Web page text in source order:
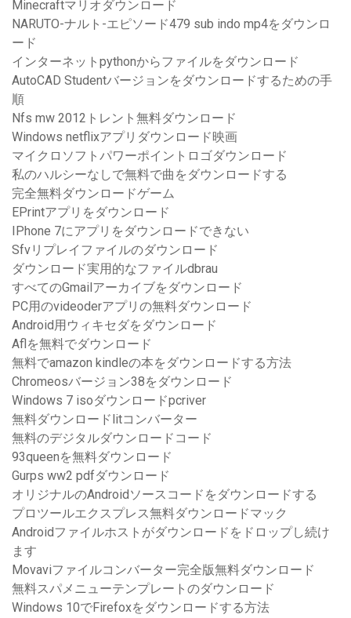
Minecraftマリオダウンロード
NARUTO-ナルト-エピソード479 sub indo mp4をダウンロ
ード
インターネットpythonからファイルをダウンロード
AutoCAD Studentバージョンをダウンロードするための手
順
Nfs mw 2012トレント無料ダウンロード
Windows netflixアプリダウンロード映画
マイクロソフトパワーポイントロゴダウンロード
私のハルシーなしで無料で曲をダウンロードする
完全無料ダウンロードゲーム
EPrintアプリをダウンロード
IPhone 7にアプリをダウンロードできない
Sfvリプレイファイルのダウンロード
ダウンロード実用的なファイルdbrau
すべてのGmailアーカイブをダウンロード
PC用のvideoderアプリの無料ダウンロード
Android用ウィキセダをダウンロード
Aflを無料でダウンロード
無料でamazon kindleの本をダウンロードする方法
Chromeosバージョン38をダウンロード
Windows 7 isoダウンロードpcriver
無料ダウンロードlitコンバーター
無料のデジタルダウンロードコード
93queenを無料ダウンロード
Gurps ww2 pdfダウンロード
オリジナルのAndroidソースコードをダウンロードする
プロツールエクスプレス無料ダウンロードマック
Androidファイルホストがダウンロードをドロップし続け
ます
Movaviファイルコンバーター完全版無料ダウンロード
無料スパメニューテンプレートのダウンロード
Windows 10でFirefoxをダウンロードする方法